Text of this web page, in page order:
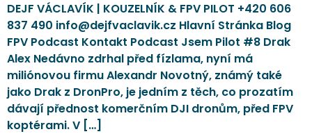
DEJF VÁCLAVÍK | KOUZELNÍK & FPV PILOT +420 606
837 490 info@dejfvaclavik.cz Hlavní Stránka Blog
FPV Podcast Kontakt Podcast Jsem Pilot #8 Drak
Alex Nedávno zdrhal před fízlama, nyní má
miliónovou firmu Alexandr Novotný, známý také
jako Drak z DronPro, je jedním z těch, co prozatím
dávají přednost komerčním DJI dronům, před FPV
koptérami. V […]